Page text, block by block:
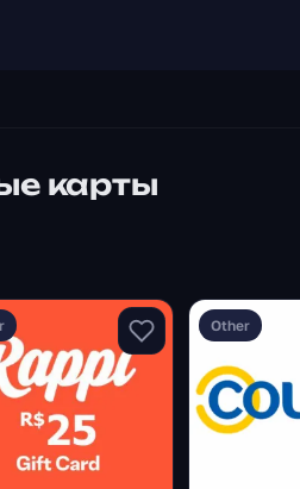
карты
Other